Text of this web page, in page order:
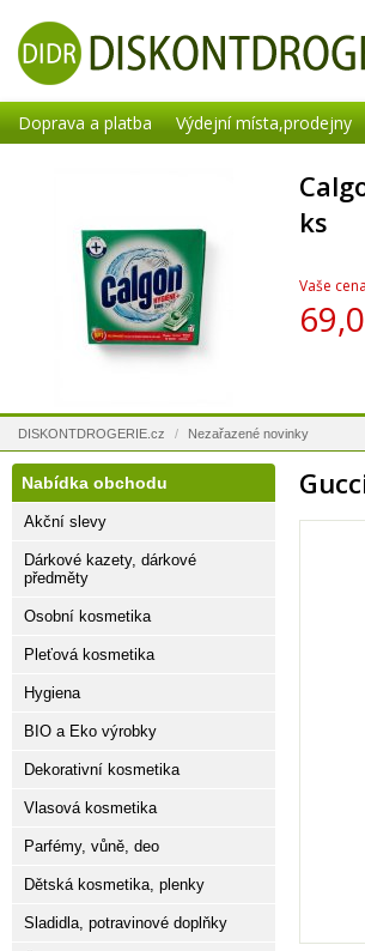
Doprava a platba Výdejní místa,prodejny
ks
Vaše
DISKONTDROGERIE.cz / Nezařazené novinky
Nabídka obchodu
Akční slevy
Dárkové kazety, dárkové
předměty
Osobní kosmetika
Pleťová kosmetika
Hygiena
BIO a Eko výrobky
Dekorativní kosmetika
Vlasová kosmetika
Parfémy, vůně, deo
Dětská kosmetika, plenky
Sladidla, potravinové doplňky